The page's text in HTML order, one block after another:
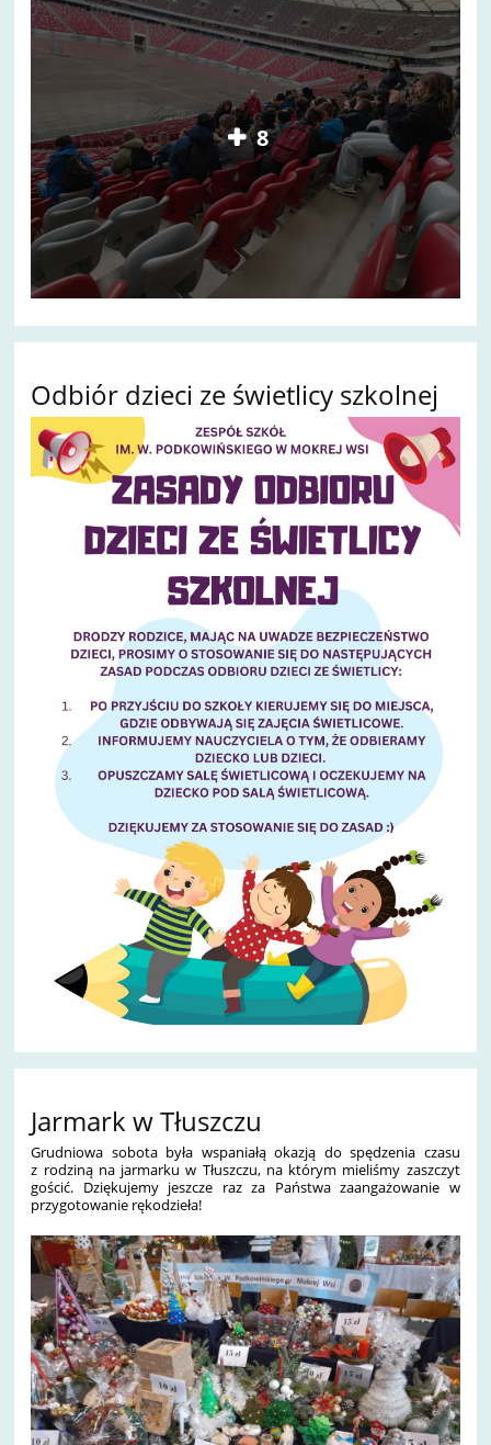
8
Odbiór dzieci ze świetlicy szkolnej
Jarmark w Tłuszczu
Grudniowa sobota była wspaniałą okazją do spędzenia czasu
z rodziną na jarmarku w Tłuszczu, na którym mieliśmy zaszczyt
gościć. Dziękujemy jeszcze raz za Państwa zaangażowanie w
przygotowanie rękodzieła!